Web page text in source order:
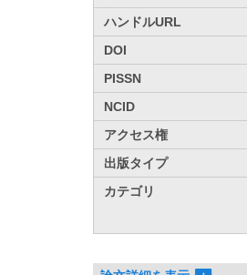
ハンドルURL
DOI
PISSN
NCID
アクセス権
出版タイプ
カテゴリ